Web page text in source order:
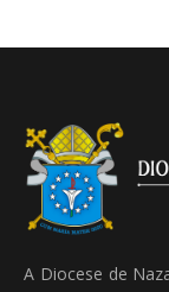
A Diocese de